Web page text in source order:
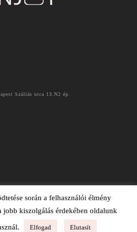
Szállás utca 13.N2 ép.
során a felhasználói élmény
jobb kiszolgálás érdekében oldalunk
Elfogad Elutasít